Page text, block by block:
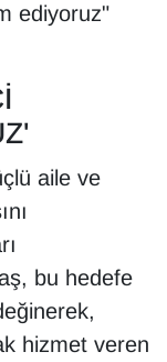
ediyoruz"
aile ve
bu hedefe
hizmet veren